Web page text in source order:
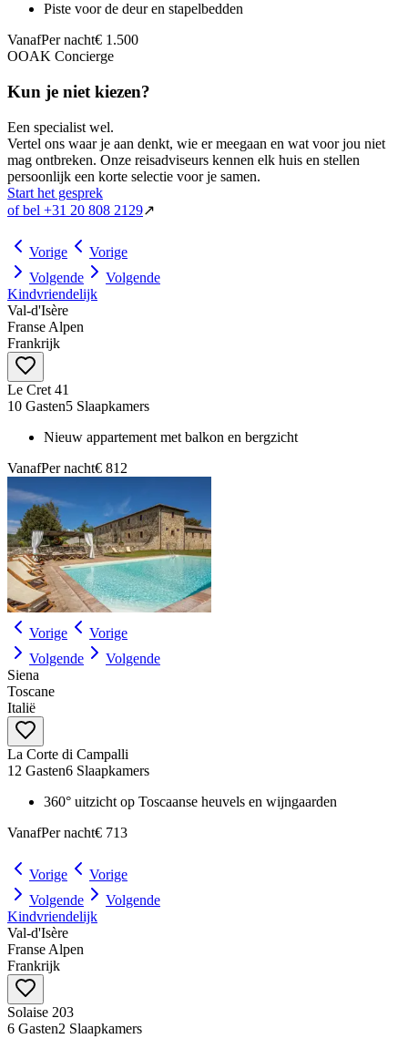
Piste voor de deur en stapelbedden
VanafPer nacht€ 1.500
OOAK Concierge
Kun je niet kiezen?
Een specialist wel.
Vertel ons waar je aan denkt, wie er meegaan en wat voor jou niet
mag ontbreken. Onze reisadviseurs kennen elk huis en stellen
persoonlijk een korte selectie voor je samen.
Start het gesprek
of bel +31 20 808 2129↗
Vorige
Vorige
Volgende
Volgende
Kindvriendelijk
Val‑d'Isère
Franse Alpen
Frankrijk
Le Cret 41
10 Gasten5 Slaapkamers
Nieuw appartement met balkon en bergzicht
VanafPer nacht€ 812
Vorige
Vorige
Volgende
Volgende
Siena
Toscane
Italië
La Corte di Campalli
12 Gasten6 Slaapkamers
360° uitzicht op Toscaanse heuvels en wijngaarden
VanafPer nacht€ 713
Vorige
Vorige
Volgende
Volgende
Kindvriendelijk
Val‑d'Isère
Franse Alpen
Frankrijk
Solaise 203
6 Gasten2 Slaapkamers